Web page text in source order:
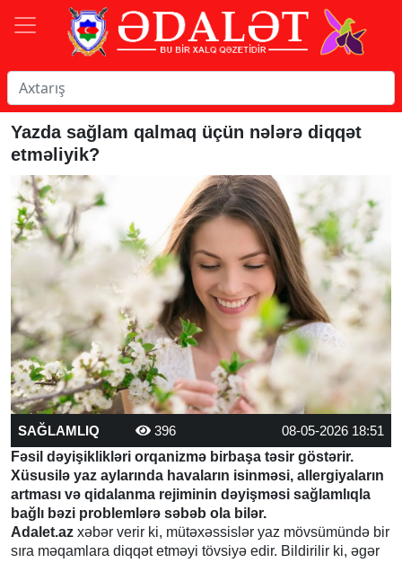
Yazda sağlam qalmaq üçün nələrə diqqət
etməliyik?
SAĞLAMLIQ 396
08-05-2026 18:51
Fəsil dəyişiklikləri orqanizmə birbaşa təsir göstərir.
Xüsusilə yaz aylarında havaların isinməsi, allergiyaların
artması və qidalanma rejiminin dəyişməsi sağlamlıqla
bağlı bəzi problemlərə səbəb ola bilər.
Adalet.az xəbər verir ki, mütəxəssislər yaz mövsümündə bir
sıra məqamlara diqqət etməyi tövsiyə edir. Bildirilir ki, əgər